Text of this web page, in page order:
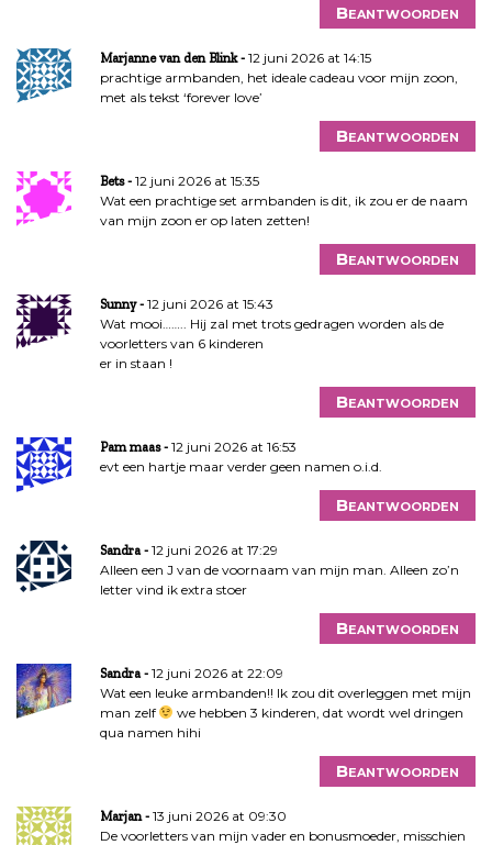
Beantwoorden
Marjanne van den Blink
12 juni 2026 at 14:15
prachtige armbanden, het ideale cadeau voor mijn zoon,
met als tekst ‘forever love’
Beantwoorden
Bets
12 juni 2026 at 15:35
Wat een prachtige set armbanden is dit, ik zou er de naam
van mijn zoon er op laten zetten!
Beantwoorden
Sunny
12 juni 2026 at 15:43
Wat mooi…….. Hij zal met trots gedragen worden als de
voorletters van 6 kinderen
er in staan !
Beantwoorden
Pam maas
12 juni 2026 at 16:53
evt een hartje maar verder geen namen o.i.d.
Beantwoorden
Sandra
12 juni 2026 at 17:29
Alleen een J van de voornaam van mijn man. Alleen zo’n
letter vind ik extra stoer
Beantwoorden
Sandra
12 juni 2026 at 22:09
Wat een leuke armbanden!! Ik zou dit overleggen met mijn
man zelf
we hebben 3 kinderen, dat wordt wel dringen
qua namen hihi
Beantwoorden
Marjan
13 juni 2026 at 09:30
De voorletters van mijn vader en bonusmoeder, misschien